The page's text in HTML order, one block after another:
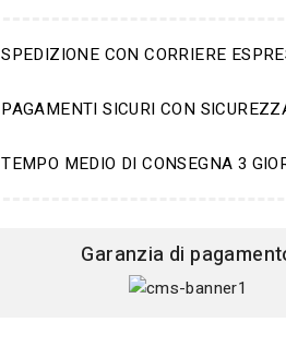
SPEDIZIONE CON CORRIERE
PAGAMENTI SICURI CON
TEMPO MEDIO DI CONSEGNA 3
Garanzia di